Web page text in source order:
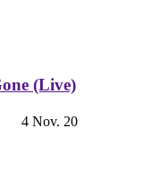
(Live)
4 Nov. 20